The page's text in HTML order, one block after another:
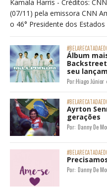
Kamala Harris - Créditos:
(07/11) pela emissora CNN
o 46° Presidente dos Estados
Álbum
seu
Por:Hiago Júnior
Ayrton
gerações
Por: Danny De
Por: Danny De